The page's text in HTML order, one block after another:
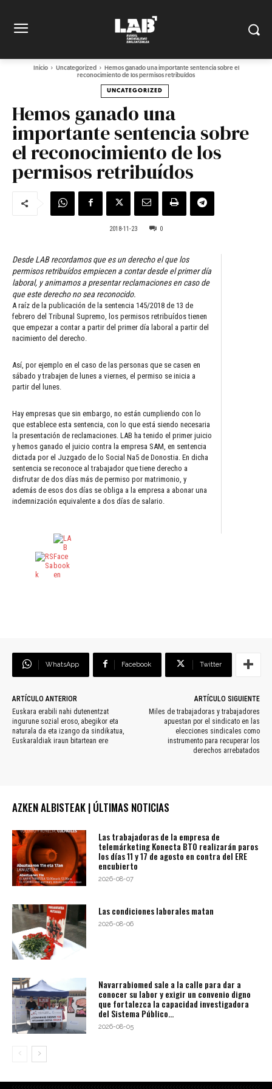
Inicio Uncategorized
Hemos ganado una importante sentencia sobre el
reconocimiento de los permisos retribuídos
UNCATEGORIZED
Hemos ganado una
importante sentencia sobre
el reconocimiento de los
permisos retribuídos
2018-11-23 0
Desde LAB recordamos que es un derecho el que los
permisos retribuídos empiecen a contar desde el primer día
laboral, y animamos a presentar reclamaciones en caso de
que este derecho no sea reconocido.
A raíz de la publicación de la sentencia 145/2018 de 13 de
febrero del Tribunal Supremo, los permisos retribuídos tienen
que empezar a contar a partir del primer día laboral a partir del
nacimiento del derecho.
Así, por ejemplo en el caso de las personas que se casen en
sábado y trabajen de lunes a viernes, el permiso se inicia a
partir del lunes.
Hay empresas que sin embargo, no están cumpliendo con lo
que establece esta sentencia, con lo que está siendo necesaria
la presentación de reclamaciones. LAB ha tenido el primer juicio
y hemos ganado el juicio contra la empresa SAM, en sentencia
dictada por el Juzgado de lo Social Na5 de Donostia. En dicha
sentencia se reconoce al trabajador que tiene derecho a
disfrutar de dos días más de permiso por matrimonio, y
además de esos dos días se obliga a la empresa a abonar una
indemnización equivalente a dos días de salario.
WhatsApp Facebook Twitter
ARTÍCULO ANTERIOR
Euskara erabili nahi dutenentzat
ingurune sozial eroso, abegikor eta
naturala da eta izango da sindikatua,
Euskaraldiak iraun bitartean ere
ARTÍCULO SIGUIENTE
Miles de trabajadoras y trabajadores
apuestan por el sindicato en las
elecciones sindicales como
instrumento para recuperar los
derechos arrebatados
AZKEN ALBISTEAK | ÚLTIMAS NOTICIAS
Las trabajadoras de la empresa de
telemárketing Konecta BTO realizarán paros
los días 11 y 17 de agosto en contra del ERE
encubierto
2026-08-07
Las condiciones laborales matan
2026-08-06
Navarrabiomed sale a la calle para dar a
conocer su labor y exigir un convenio digno
que fortalezca la capacidad investigadora
del Sistema Público...
2026-08-05